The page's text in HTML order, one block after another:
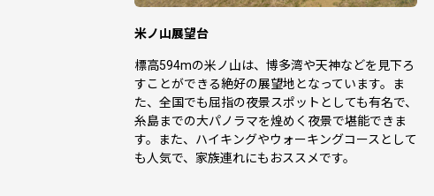
米ノ山展望台
標高594mの米ノ山は、博多湾や天神などを見下ろ
すことができる絶好の展望地となっています。ま
た、全国でも屈指の夜景スポットとしても有名で、
糸島までの大パノラマを煌めく夜景で堪能できま
す。また、ハイキングやウォーキングコースとして
も人気で、家族連れにもおススメです。